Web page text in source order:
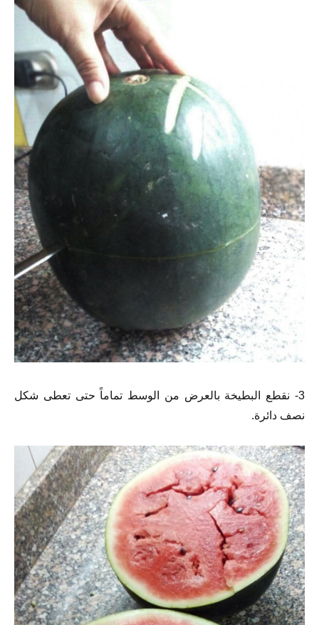
3- نقطع البطيخة بالعرض من الوسط تماماً حتى تعطى شكل
نصف دائرة.